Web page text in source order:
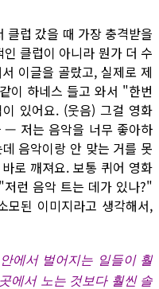
클럽 갔을 때 가장 충격받을
클럽이 아니라 뭔가 더 수
이글을 골랐고, 실제로 제
이 하네스 들고 와서 "한번
있어요. (웃음) 그걸 영화
— 저는 음악을 너무 좋아하
음악이랑 안 맞는 거를 못
로 깨져요. 보통 퀴어 영화
런 음악 트는 데가 있나?"
모된 이미지라고 생각해서,
에서 벌어지는 일들이 훨
에서 노는 것보다 훨씬 솔